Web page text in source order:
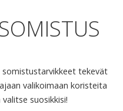
tekevät
valikoimaan koristeita
suosikkisi!